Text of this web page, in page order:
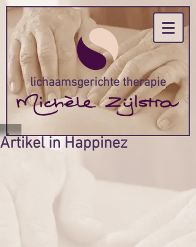
lichaamsgerichte therapie
Artikel in Happinez